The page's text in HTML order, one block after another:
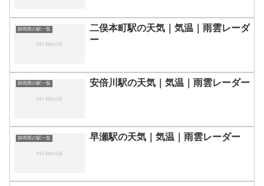
静岡県の駅一覧
二俣本町駅の天気｜気温｜雨雲レーダ
ー
静岡県の駅一覧 安倍川駅の天気｜気温｜雨雲レーダー
静岡県の駅一覧 早瀬駅の天気｜気温｜雨雲レーダー